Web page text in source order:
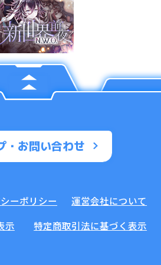
・お問い合わせ
ーポリシー
運営会社について
示
特定商取引法に基づく表示